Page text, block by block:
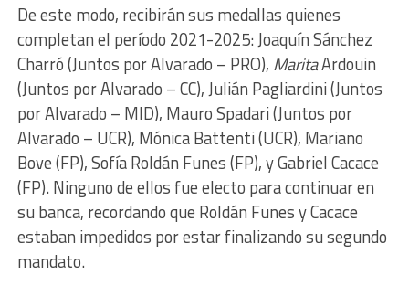
De este modo, recibirán sus medallas quienes
completan el período 2021-2025: Joaquín Sánchez
Charró (Juntos por Alvarado – PRO), MaritaArdouin
(Juntos por Alvarado – CC), Julián Pagliardini (Juntos
por Alvarado – MID), Mauro Spadari (Juntos por
Alvarado – UCR), Mónica Battenti (UCR), Mariano
Bove (FP), Sofía Roldán Funes (FP), y Gabriel Cacace
(FP). Ninguno de ellos fue electo para continuar en
su banca, recordando que Roldán Funes y Cacace
estaban impedidos por estar finalizando su segundo
mandato.